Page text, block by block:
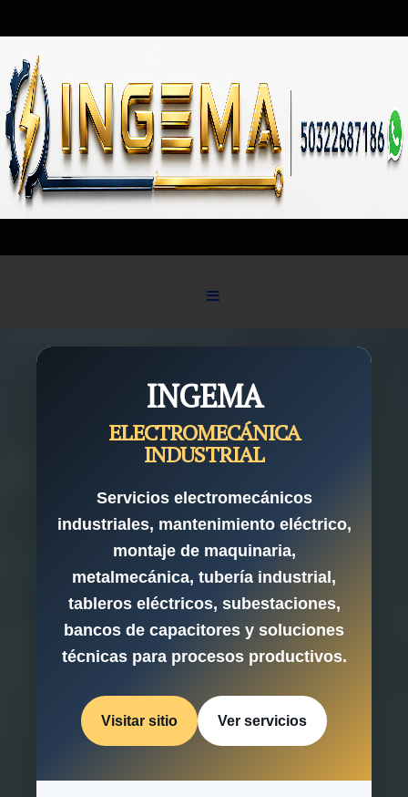
INGEMA
ELECTROMECÁNICA
INDUSTRIAL
Servicios electromecánicos
industriales, mantenimiento eléctrico,
montaje de maquinaria,
metalmecánica, tubería industrial,
tableros eléctricos, subestaciones,
bancos de capacitores y soluciones
técnicas para procesos productivos.
Visitar sitio Ver servicios